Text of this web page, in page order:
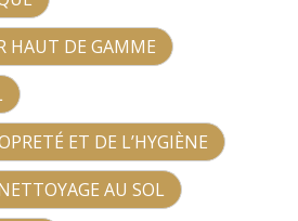
HAUT DE GAMME
ET DE L’HYGIÈNE
AU SOL